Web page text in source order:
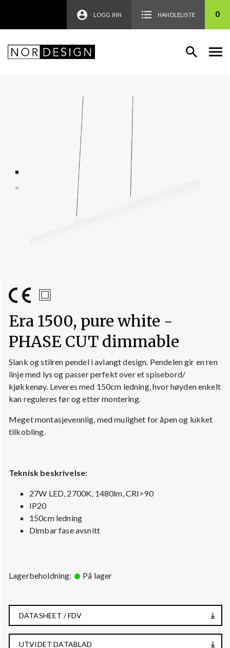
LOGG INN HANDLELISTE 0
Era 1500, pure white -
PHASE CUT dimmable
Slank og stilren pendel i avlangt design. Pendelen gir en ren
linje med lys og passer perfekt over et spisebord/
kjøkkenøy. Leveres med 150cm ledning, hvor høyden enkelt
kan reguleres før og etter montering.
Meget montasjevennlig, med mulighet for åpen og lukket
tilkobling.
Teknisk beskrivelse:
27W LED, 2700K, 1480lm, CRI>90
IP20
150cm ledning
Dimbar fase avsnitt
Lagerbeholdning: På lager
DATASHEET / FDV
UTVIDET DATABLAD